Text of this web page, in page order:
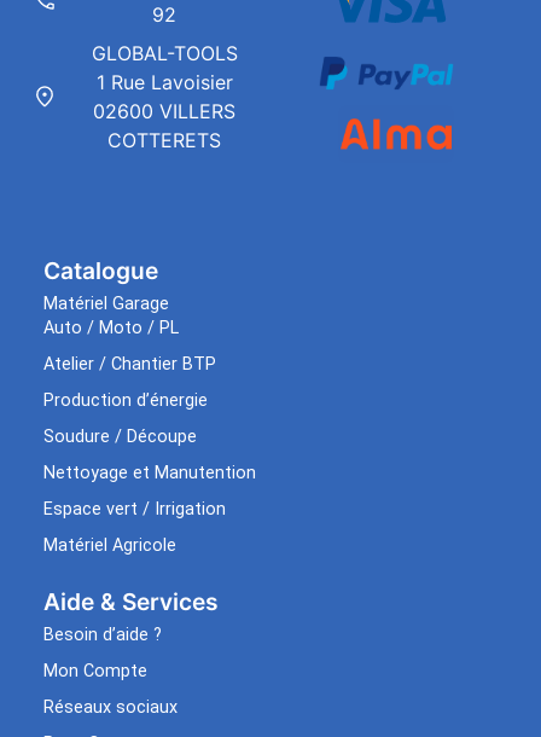
Catalogue
Matériel Garage
Auto / Moto / PL
Atelier / Chantier BTP
Production d’énergie
Soudure / Découpe
Nettoyage et Manutention
Espace vert / Irrigation
Matériel Agricole
Aide & Services​
Besoin d’aide ?
Mon Compte
Réseaux sociaux
92
GLOBAL-TOOLS
1 Rue Lavoisier
02600 VILLERS
COTTERETS